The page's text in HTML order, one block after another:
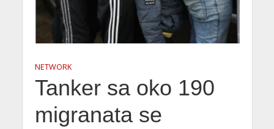
NETWORK
Tanker sa oko 190
migranata se